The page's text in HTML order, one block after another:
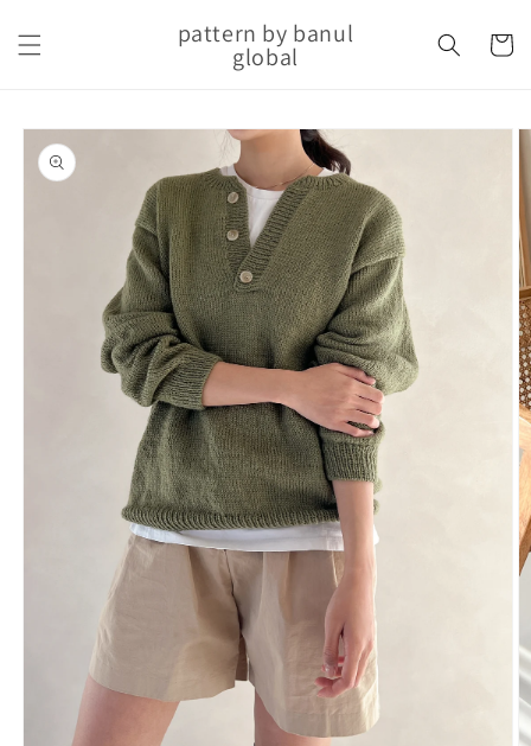
content
pattern by banul
global Cart
Skip to
product
information